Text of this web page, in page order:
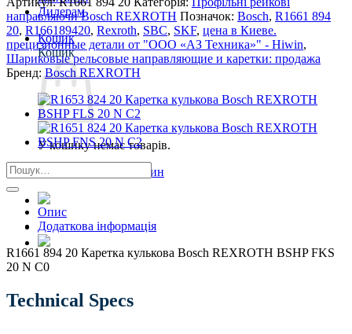
Дилерам
Кошик
Кошик
У кошику немає товарів.
Повернутись в магазин
направляючи Bosch REXROTH Позначок: Bosch, R1661 894
20, R166189420, Rexroth, SBC, SKF, цена в Киеве.
прецизионные детали от "ООО «АЗ Техника»" - Hiwin,
Шариковые рельсовые направляющие и каретки: продажа
Бренд:Bosch REXROTH
Шукати:
Опис
Додаткова інформація
R1661 894 20 Каретка кулькова Bosch REXROTH BSHP FKS
20 N С0
Technical Specs